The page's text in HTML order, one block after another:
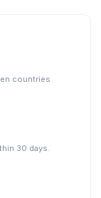
countries
30 days.